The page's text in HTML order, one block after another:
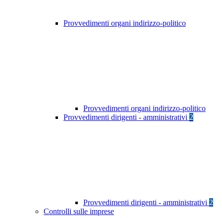
Provvedimenti organi indirizzo-politico
Provvedimenti organi indirizzo-politico
Provvedimenti dirigenti - amministrativi 2
Provvedimenti dirigenti - amministrativi 2
Controlli sulle imprese